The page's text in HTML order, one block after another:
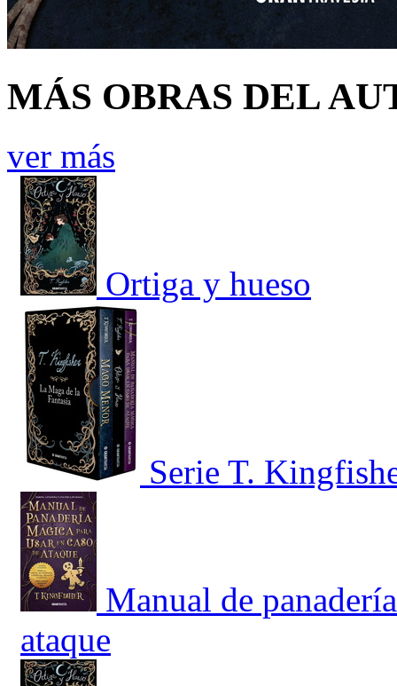
MÁS OBRAS DEL
ver más
Ortiga y hueso
Serie T.
Manual de
ataque